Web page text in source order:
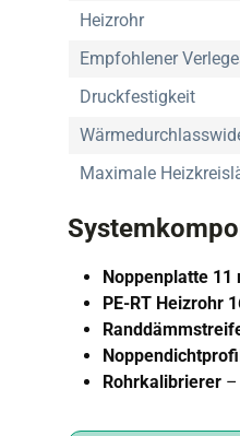
Heizrohr
Empfohlener
Druckfestigkeit
Maximale
Noppenplatte 11
PE-RT Heizrohr
Rohrkalibrierer –